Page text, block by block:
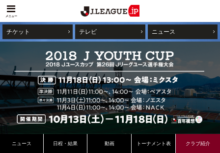
メニュー
チケット テレビ ニュース
ニュース 日程・結果 動画 トーナメント表 クラブ紹介